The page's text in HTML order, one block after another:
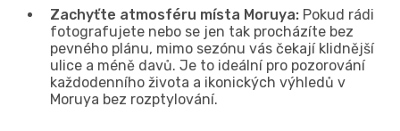
Zachyťte atmosféru místa Moruya: Pokud rádi
fotografujete nebo se jen tak procházíte bez
pevného plánu, mimo sezónu vás čekají klidnější
ulice a méně davů. Je to ideální pro pozorování
každodenního života a ikonických výhledů v
Moruya bez rozptylování.